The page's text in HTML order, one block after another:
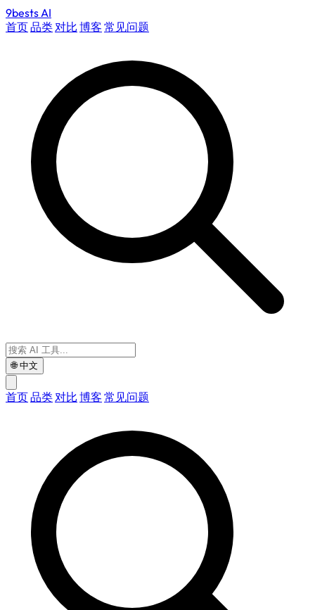
9bestsAI
首页品类对比 博客 常见问题
🌐中文
首页品类对比 博客 常见问题